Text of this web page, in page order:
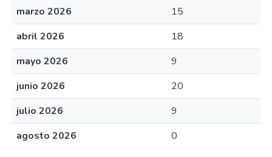
marzo 2026
15
abril 2026
18
mayo 2026
9
junio 2026
20
julio 2026
9
agosto 2026
0